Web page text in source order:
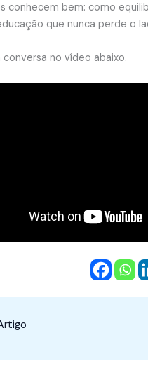
conhecem bem: como
que nunca perde o
conversa no vídeo abaixo.